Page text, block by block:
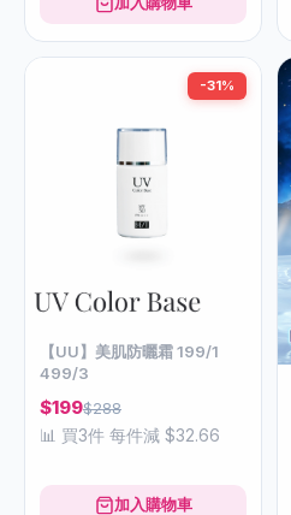
-31%
【UU】美肌防曬霜 199/1
499/3
$199$288
📊 買3件 每件減 $32.66
加入購物車